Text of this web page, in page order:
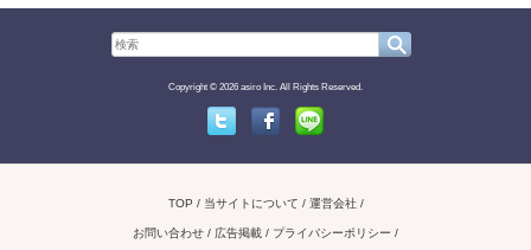
Copyright © 2026 asiro Inc. All Rights Reserved.
TOP 当サイトについて 運営会社
お問い合わせ / 広告掲載 プライバシーポリシー